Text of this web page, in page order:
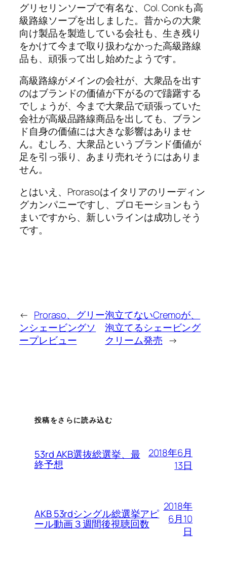
グリセリンソープで有名な、Col. Conkも高
級路線ソープを出しました。昔からの大衆
向け製品を製造している会社も、生き残り
をかけて今まで取り扱わなかった高級路線
品も、頑張って出し始めたようです。
高級路線がメインの会社が、大衆品を出す
のはブランドの価値が下がるので躊躇する
でしょうが、今まで大衆品で頑張っていた
会社が高級品路線商品を出しても、ブラン
ド自身の価値には大きな影響はありませ
ん。むしろ、大衆品というブランド価値が
足を引っ張り、あまり売れそうにはありま
せん。
とはいえ、Prorasoはイタリアのリーディン
グカンパニーですし、プロモーションもう
まいですから、新しいラインは成功しそう
です。
← Proraso、グリー
ンシェービングソ
ープレビュー
泡立てないCremoが、
泡立てるシェービング
クリーム発売 →
投稿をさらに読み込む
53rd AKB選抜総選挙、最
終予想
2018年6月
13日
AKB 53rdシングル総選挙アピ
ール動画３週間後視聴回数
2018年
6月10
日